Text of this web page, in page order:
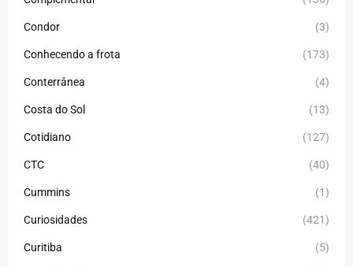
Condor (3)
Conhecendo a frota (173)
Conterrânea (4)
Costa do Sol (13)
Cotidiano (127)
CTC (40)
Cummins (1)
Curiosidades (421)
Curitiba (5)